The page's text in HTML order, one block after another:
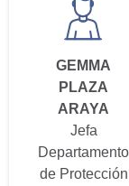
GEMMA
PLAZA
ARAYA
Jefa
Departamento
de Protección